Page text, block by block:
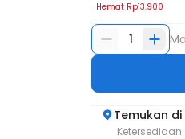
Hemat Rp13.900
1
Temukan